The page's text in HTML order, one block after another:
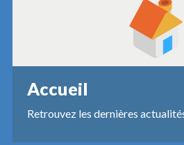
Accueil
Retrouvez les dernières